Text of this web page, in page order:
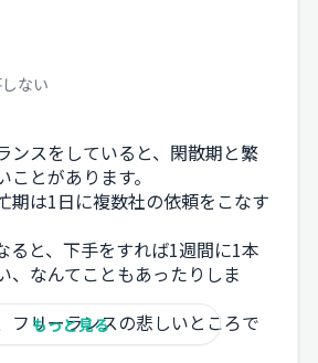
ない
ンスをしていると、閑散期と繁
とがあります。
期は1日に複数社の依頼をこなす
ると、下手をすれば1週間に1本
、なんてこともあったりしま
フリーランスの悲しいところで
もっと見る